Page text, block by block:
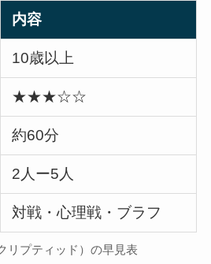
内容
10歳以上
★★★☆☆
約60分
2人ー5人
対戦・心理戦・ブラフ
リプティッド）の早見表